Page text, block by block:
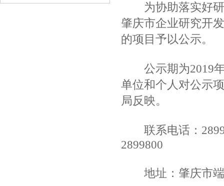
为协助落实好研
肇庆市企业研究开
的项目予以公示。
公示期为2019年
单位和个人对公示
局反映。
联系电话：
2899800
地址：肇庆市端